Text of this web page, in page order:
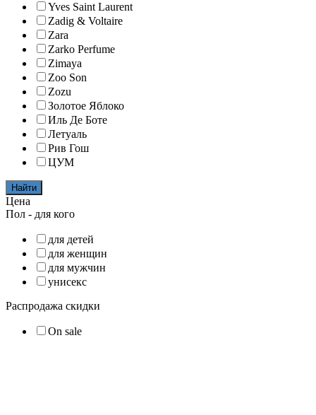
Yves Saint Laurent
Zadig & Voltaire
Zara
Zarko Perfume
Zimaya
Zoo Son
Zozu
Золотое Яблоко
Иль Де Боте
Летуаль
Рив Гош
ЦУМ
Найти
Цена
Пол - для кого
для детей
для женщин
для мужчин
унисекс
Распродажа скидки
On sale